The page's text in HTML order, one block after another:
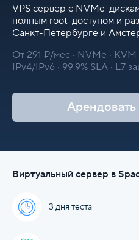
VPS сервер с NVMe-
полным root-доступом и
Санкт-Петербурге и
От 291 ₽/мес · NVMe · KVM
IPv4/IPv6 · 99.9% SLA · L7
Арендовать
Виртуальный сервер в
3 дня теста